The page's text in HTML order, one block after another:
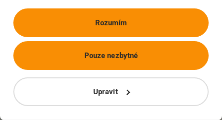
Rozumím
Upravit
Pouze nezbytné